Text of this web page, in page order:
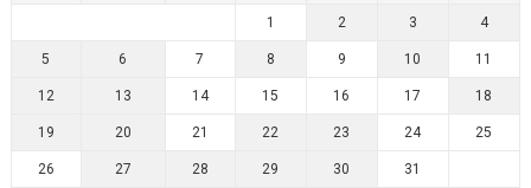
1
2 3 4
5 6 7 8 9 10 11
12 13 14 15 16 17 18
19 20 21 22 23 24 25
26 27 28 29 30
31